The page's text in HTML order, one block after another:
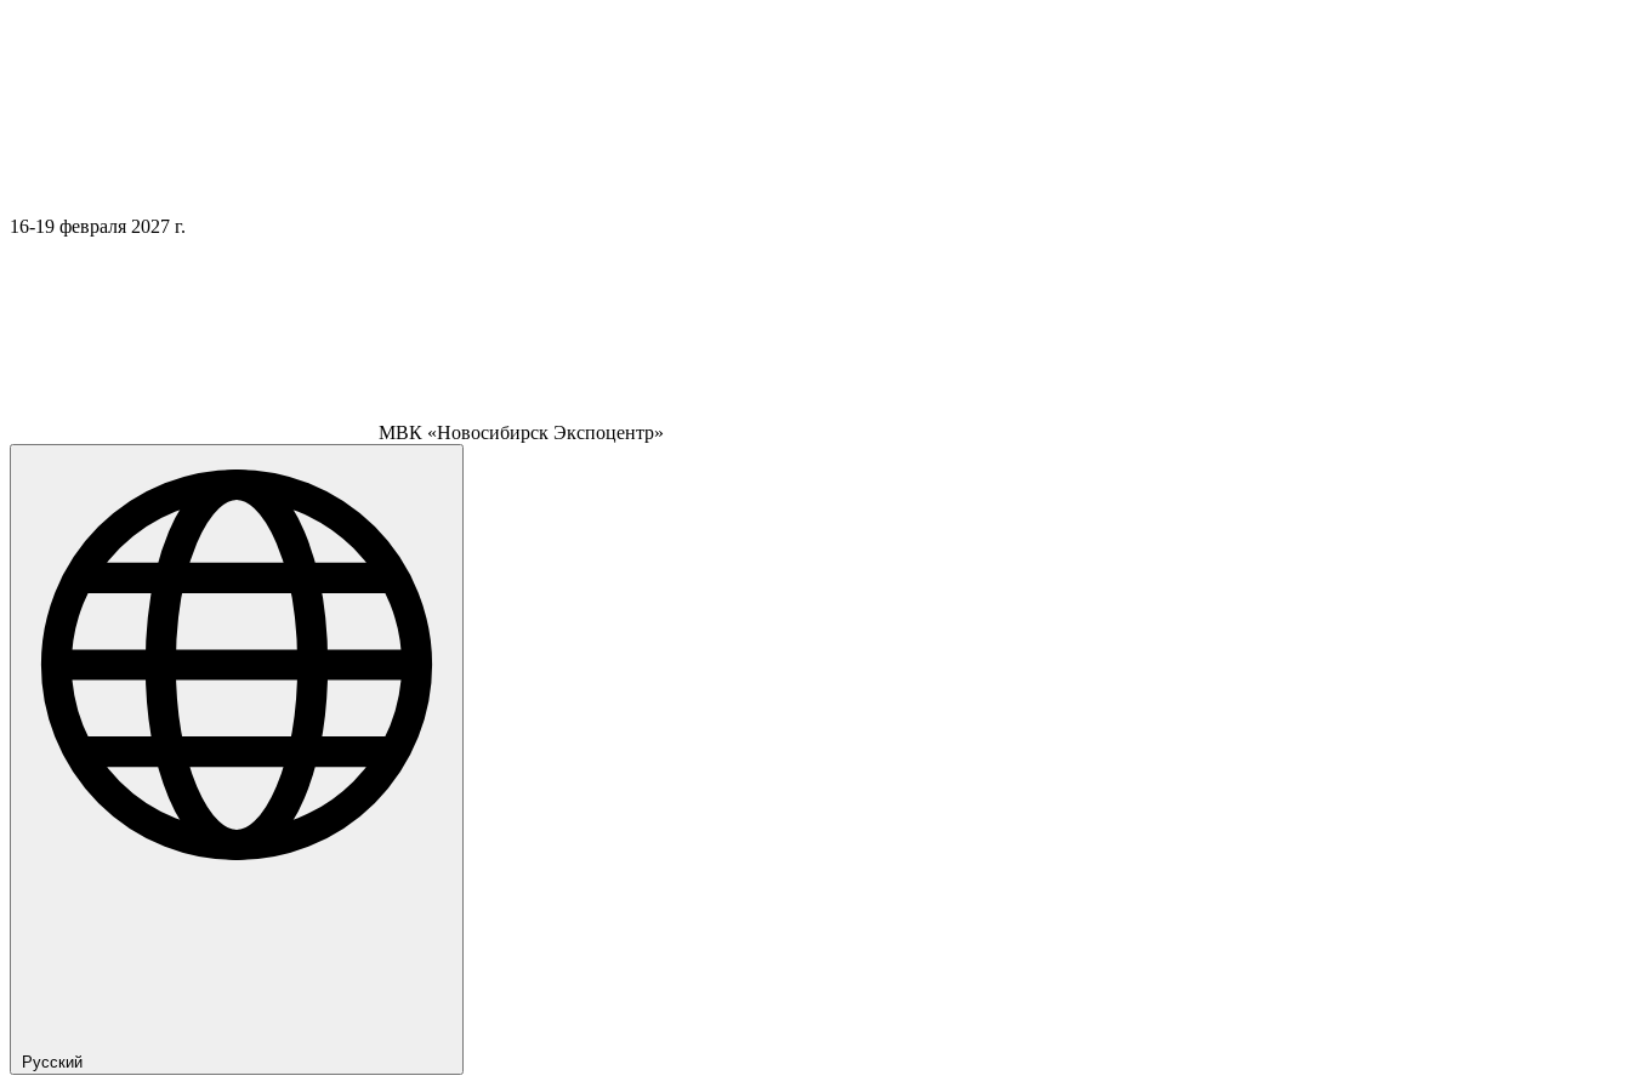
16-19 февраля 2027 г.
МВК «Новосибирск Экспоцентр»
Русский